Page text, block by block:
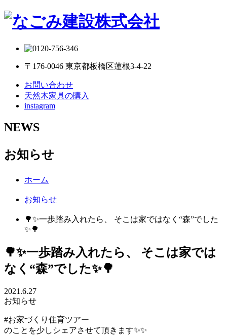
〒176-0046 東京都板橋区蓮根3-4-22
お問い合わせ
天然木家具の購入
instagram
NEWS
お知らせ
ホーム
お知らせ
🌳✨一歩踏み入れたら、 そこは家ではなく“森”でした
✨🌳
🌳✨一歩踏み入れたら、 そこは家では
なく“森”でした✨🌳
2021.6.27
お知らせ
#お家づくり住育ツアー
のことを少しシェアさせて頂きます✨✨